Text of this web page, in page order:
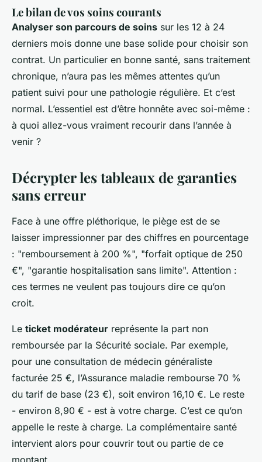
Le bilan de vos soins courants
Analyser son parcours de soins sur les 12 à 24
derniers mois donne une base solide pour choisir son
contrat. Un particulier en bonne santé, sans traitement
chronique, n’aura pas les mêmes attentes qu’un
patient suivi pour une pathologie régulière. Et c’est
normal. L’essentiel est d’être honnête avec soi-même :
à quoi allez-vous vraiment recourir dans l’année à
venir ?
Décrypter les tableaux de garanties
sans erreur
Face à une offre pléthorique, le piège est de se
laisser impressionner par des chiffres en pourcentage
: "remboursement à 200 %", "forfait optique de 250
€", "garantie hospitalisation sans limite". Attention :
ces termes ne veulent pas toujours dire ce qu’on
croit.
Le ticket modérateur représente la part non
remboursée par la Sécurité sociale. Par exemple,
pour une consultation de médecin généraliste
facturée 25 €, l’Assurance maladie rembourse 70 %
du tarif de base (23 €), soit environ 16,10 €. Le reste
- environ 8,90 € - est à votre charge. C’est ce qu’on
appelle le reste à charge. La complémentaire santé
intervient alors pour couvrir tout ou partie de ce